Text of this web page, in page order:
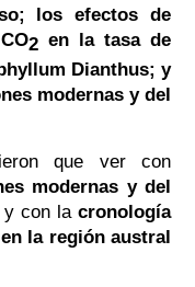
los efectos de
2 en la tasa de
Dianthus; y
modernas y del
que ver con
modernas y del
y con lacronología
la región austral